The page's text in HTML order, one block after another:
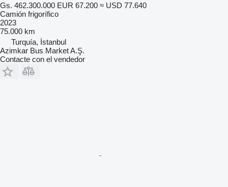
Gs. 462.300.000 EUR 67.200 ≈ USD 77.640
Camión frigorífico
2023
75.000 km
Turquía, İstanbul
Azimkar Bus Market A.Ş.
Contacte con el vendedor